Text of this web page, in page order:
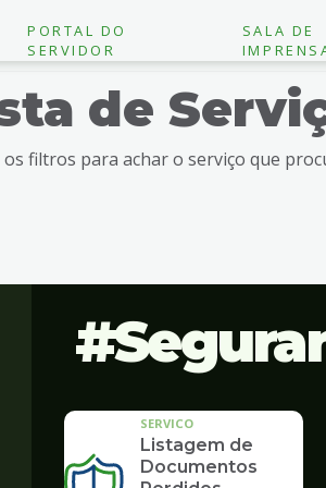
PORTAL DO
SERVIDOR
SALA DE
de
os filtros para achar o serviço que
SERVICO
Listagem de
Documentos